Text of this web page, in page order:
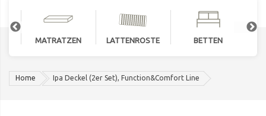
MATRATZEN LATTENROSTE BETTEN
Home Ipa Deckel (2er Set), Function&Comfort Line